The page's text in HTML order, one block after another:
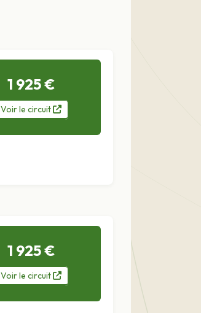
1 925 €
Voirle circuit
1 925 €
Voirle circuit